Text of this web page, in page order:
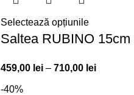
Selectează opțiunile
Saltea RUBINO 15cm
459,00 lei – 710,00 lei
-40%